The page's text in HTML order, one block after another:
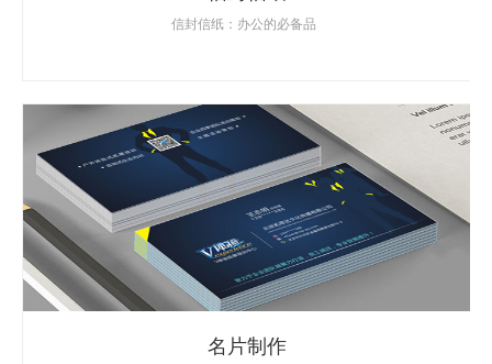
信封信纸：办公的必备品
名片制作